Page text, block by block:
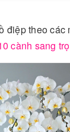
điệp theo các
cành sang